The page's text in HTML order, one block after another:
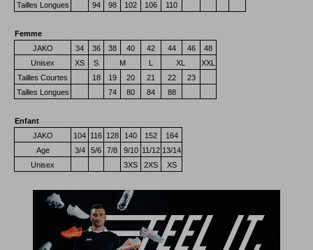
Tailles Longues
94 98 102 106 110
Femme
JAKO
34 36 38 40 42 44 46
48
Unisex
XS S M L XL
XXL
Tailles Courtes
18 19 20 21 22
23
Tailles Longues
74 80 84 88
Enfant
JAKO
104 116 128 140 152
164
Age
3/4 5/6 7/8 9/10 11/12 13/14
Unisex
3XS 2XS XS